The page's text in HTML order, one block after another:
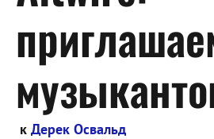
к Дерек Освальд